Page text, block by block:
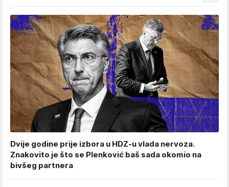
Dvije godine prije izbora u HDZ-u vlada nervoza.
Znakovito je što se Plenković baš sada okomio na
bivšeg partnera